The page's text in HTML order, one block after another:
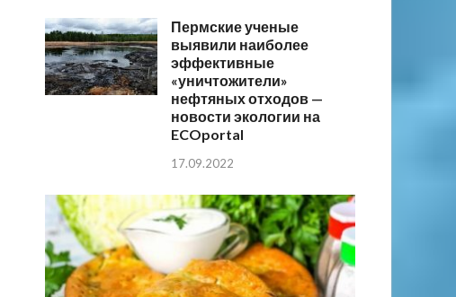
Пермские ученые
выявили наиболее
эффективные
«уничтожители»
нефтяных отходов —
новости экологии на
ECOportal
17.09.2022